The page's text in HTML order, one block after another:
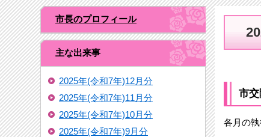
市長のプロフィール
主な出来事
2025年(令和7年)12月分
2025年(令和7年)11月分
2025年(令和7年)10月分
2025年(令和7年)9月分
市
各月の